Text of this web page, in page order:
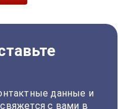
данные и
с вами в